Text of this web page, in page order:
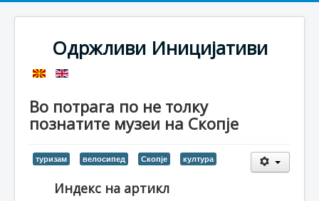
Одржливи Иницијативи
Во потрага по не толку
познатите музеи на Скопје
туризам велосипед Скопје култура
Индекс на артикл